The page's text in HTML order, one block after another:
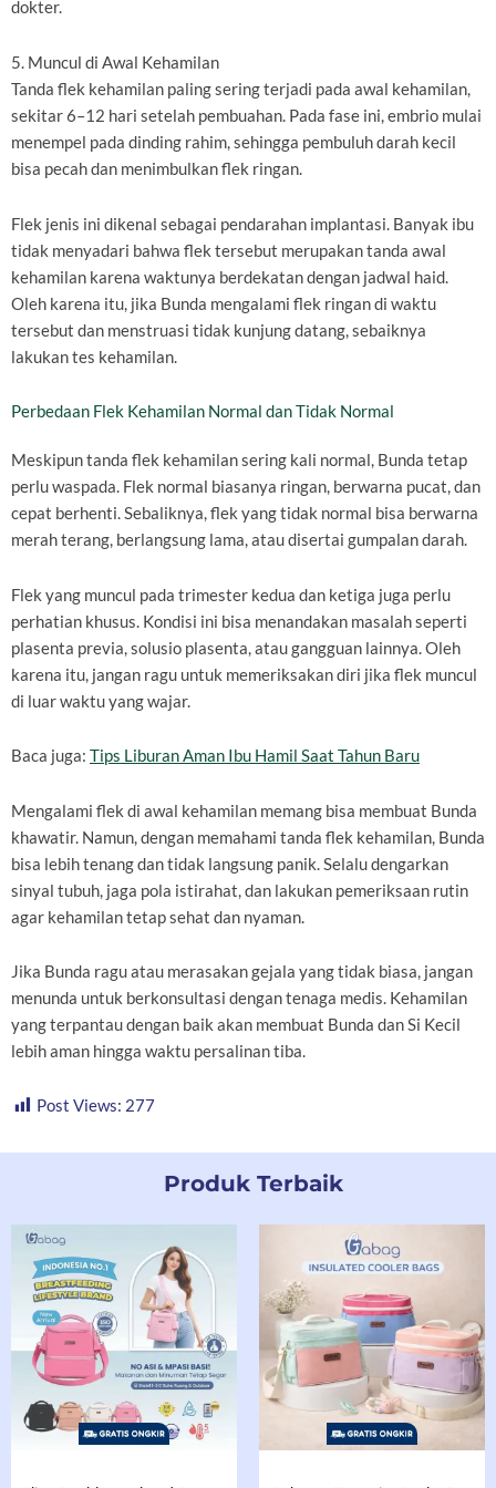
dokter.
5. Muncul di Awal Kehamilan
Tanda flek kehamilan paling sering terjadi pada awal kehamilan,
sekitar 6–12 hari setelah pembuahan. Pada fase ini, embrio mulai
menempel pada dinding rahim, sehingga pembuluh darah kecil
bisa pecah dan menimbulkan flek ringan.
Flek jenis ini dikenal sebagai pendarahan implantasi. Banyak ibu
tidak menyadari bahwa flek tersebut merupakan tanda awal
kehamilan karena waktunya berdekatan dengan jadwal haid.
Oleh karena itu, jika Bunda mengalami flek ringan di waktu
tersebut dan menstruasi tidak kunjung datang, sebaiknya
lakukan tes kehamilan.
Perbedaan Flek Kehamilan Normal dan Tidak Normal
Meskipun tanda flek kehamilan sering kali normal, Bunda tetap
perlu waspada. Flek normal biasanya ringan, berwarna pucat, dan
cepat berhenti. Sebaliknya, flek yang tidak normal bisa berwarna
merah terang, berlangsung lama, atau disertai gumpalan darah.
Flek yang muncul pada trimester kedua dan ketiga juga perlu
perhatian khusus. Kondisi ini bisa menandakan masalah seperti
plasenta previa, solusio plasenta, atau gangguan lainnya. Oleh
karena itu, jangan ragu untuk memeriksakan diri jika flek muncul
di luar waktu yang wajar.
Baca juga: Tips Liburan Aman Ibu Hamil Saat Tahun Baru
Mengalami flek di awal kehamilan memang bisa membuat Bunda
khawatir. Namun, dengan memahami tanda flek kehamilan, Bunda
bisa lebih tenang dan tidak langsung panik. Selalu dengarkan
sinyal tubuh, jaga pola istirahat, dan lakukan pemeriksaan rutin
agar kehamilan tetap sehat dan nyaman.
Jika Bunda ragu atau merasakan gejala yang tidak biasa, jangan
menunda untuk berkonsultasi dengan tenaga medis. Kehamilan
yang terpantau dengan baik akan membuat Bunda dan Si Kecil
lebih aman hingga waktu persalinan tiba.
Post Views: 277
Produk Terbaik